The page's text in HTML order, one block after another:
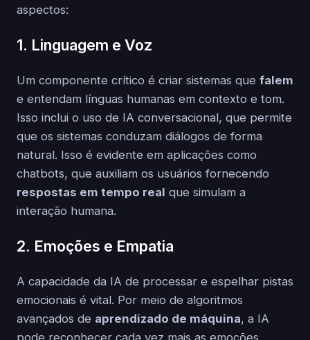
aspectos:
1. Linguagem e Voz
Um componente crítico é criar sistemas que falem
e entendam línguas humanas em contexto e tom.
Isso inclui o uso de IA conversacional, que permite
que os sistemas conduzam diálogos de forma
natural. Isso é evidente em aplicações como
chatbots, que auxiliam os usuários fornecendo
respostas em tempo real que simulam a
interação humana.
2. Emoções e Empatia
A capacidade da IA de processar e espelhar pistas
emocionais é vital. Por meio de algoritmos
avançados de aprendizado de máquina, a IA
pode reconhecer cada vez mais as emoções